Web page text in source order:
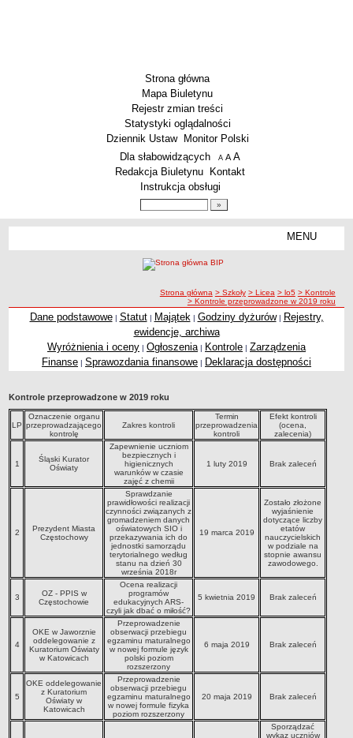
Strona główna
Mapa Biuletynu
Rejestr zmian treści
Statystyki oglądalności
Dziennik Ustaw
Monitor Polski
Menu dodatkowe
Dla słabowidzących A pomniejsz czcionkę
A standardowy rozmiar czcionki
A
Redakcja Biuletynu
Kontakt
Instrukcja obsługi
MENU
Zespoły Szkół
Techniczne Zakłady Naukowe
PRZEDSZKOLA
Przedszkola Miejskie
Zlikwidowane gimnazja
Przekształcone szkoły i placówki
Wielofunkcyjna Placówka
SPECJALNE OŚRODKI SZKOLNO-WYCHOWAWCZE
Specjalny Ośrodek nr 1
Specjalny Ośrodek nr 5
Dane podstawowe
Majątek
Godziny dyżurów
Ogłoszenie
Zarządzenia
Kontrole
Rejestry, ewidencje, archiwa
Sprawozdania
Deklaracja dostępności
ścieżka nawigacji
Strona główna > Szkoły > Licea > lo5 > Kontrole
> Kontrole przeprowadzone w 2019 roku
Dane podstawowe| Statut| Majątek | Godziny dyżurów| Rejestry,
ewidencje, archiwa
Wyróżnienia i oceny | Ogłoszenia | Kontrole | Zarządzenia
Finanse | Sprawozdania finansowe | Deklaracja dostępności
Kontrole przeprowadzone w 2019 roku
LP
Oznaczenie organu
przeprowadzającego
kontrolę
Zakres kontroli
Termin
przeprowadzenia
kontroli
Efekt kontroli
(ocena,
zalecenia)
1
Śląski Kurator
Oświaty
Zapewnienie uczniom
bezpiecznych i
higienicznych
warunków w czasie
zajęć z chemii
1 luty 2019 Brak zaleceń
2
Prezydent Miasta
Częstochowy
Sprawdzanie
prawidłowości realizacji
czynności związanych z
gromadzeniem danych
oświatowych SIO i
przekazywania ich do
jednostki samorządu
terytorialnego według
stanu na dzień 30
września 2018r
19 marca 2019
Zostało złożone
wyjaśnienie
dotyczące liczby
etatów
nauczycielskich
w podziale na
stopnie awansu
zawodowego.
3
OZ - PPIS w
Częstochowie
Ocena realizacji
programów
edukacyjnych ARS-
czyli jak dbać o miłość?
5 kwietnia 2019 Brak zaleceń
4
OKE w Jaworznie
oddelegowanie z
Kuratorium Oświaty
w Katowicach
Przeprowadzenie
obserwacji przebiegu
egzaminu maturalnego
w nowej formule język
polski poziom
rozszerzony
6 maja 2019 Brak zaleceń
5
OKE oddelegowanie
z Kuratorium
Oświaty w
Katowicach
Przeprowadzenie
obserwacji przebiegu
egzaminu maturalnego
w nowej formule fizyka
poziom rozszerzony
20 maja 2019 Brak zaleceń
Sporządzać
wykaz uczniów